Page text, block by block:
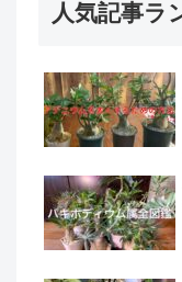
人気記事ラ